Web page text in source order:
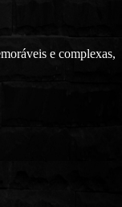
e complexas,